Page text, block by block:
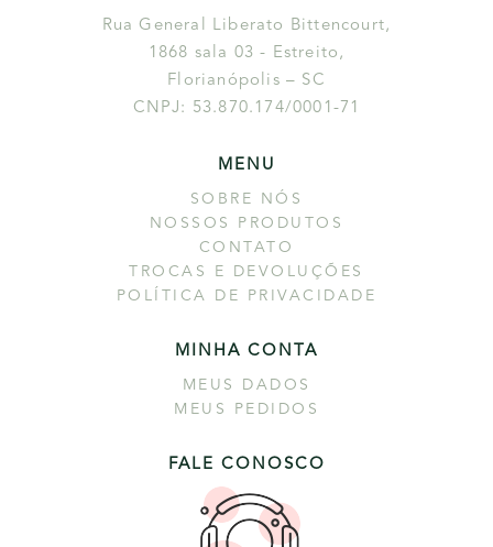
Rua General Liberato Bittencourt,
1868 sala 03 - Estreito,
Florianópolis – SC
CNPJ: 53.870.174/0001-71
MENU
SOBRE NÓS
NOSSOS PRODUTOS
CONTATO
TROCAS E DEVOLUÇÕES
POLÍTICA DE PRIVACIDADE
MINHA CONTA
MEUS DADOS
MEUS PEDIDOS
FALE CONOSCO